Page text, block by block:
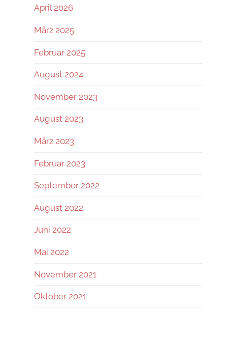
April 2026
März 2025
Februar 2025
August 2024
November 2023
August 2023
März 2023
Februar 2023
September 2022
August 2022
Juni 2022
Mai 2022
November 2021
Oktober 2021